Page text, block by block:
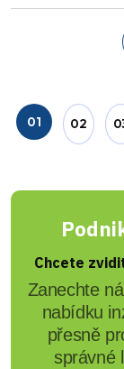
01 02
Chcete
Zanechte
nabídku
přesně
správné